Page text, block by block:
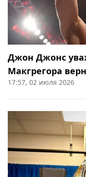
Джон Джонс
Макгрегора
17:57, 02 июля 2026